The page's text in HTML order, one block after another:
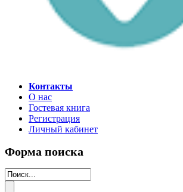
Контакты
О нас
Гостевая книга
Регистрация
Личный кабинет
Форма поиска